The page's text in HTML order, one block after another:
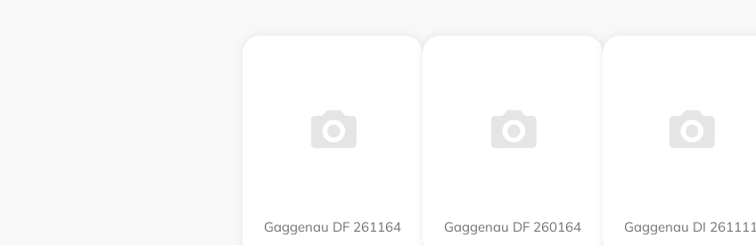
Gaggenau DF 261164 Gaggenau DF 260164 Gaggenau DI 261111